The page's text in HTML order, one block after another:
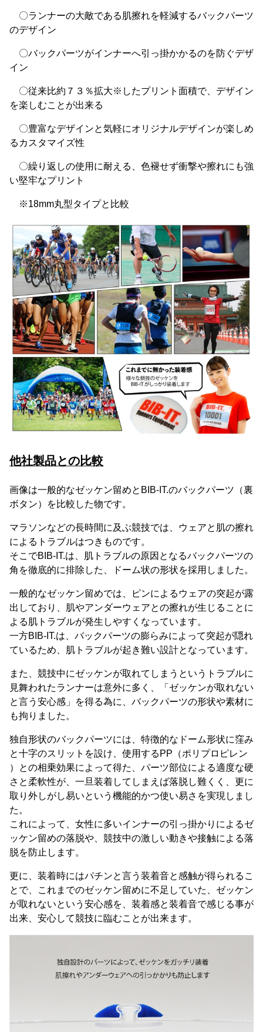
〇ランナーの大敵である肌擦れを軽減するバックパーツ
のデザイン
〇バックパーツがインナーへ引っ掛かかるのを防ぐデザ
イン
〇従来比約７３％拡大※したプリント面積で、デザイン
を楽しむことが出来る
〇豊富なデザインと気軽にオリジナルデザインが楽しめ
るカスタマイズ性
〇繰り返しの使用に耐える、色褪せず衝撃や擦れにも強
い堅牢なプリント
※18mm丸型タイプと比較
他社製品との比較
画像は一般的なゼッケン留めとBIB-IT.のバックパーツ（裏
ボタン）を比較した物です。
マラソンなどの長時間に及ぶ競技では、ウェアと肌の擦れ
によるトラブルはつきものです。
そこでBIB-IT.は、肌トラブルの原因となるバックパーツの
角を徹底的に排除した、ドーム状の形状を採用しました。
一般的なゼッケン留めでは、ピンによるウェアの突起が露
出しており、肌やアンダーウェアとの擦れが生じることに
よる肌トラブルが発生しやすくなっています。
一方BIB-IT.は、バックパーツの膨らみによって突起が隠れ
ているため、肌トラブルが起き難い設計となっています。
また、競技中にゼッケンが取れてしまうというトラブルに
見舞われたランナーは意外に多く、「ゼッケンが取れない
と言う安心感」を得る為に、バックパーツの形状や素材に
も拘りました。
独自形状のバックパーツには、特徴的なドーム形状に窪み
と十字のスリットを設け、使用するPP（ポリプロピレン
）との相乗効果によって得た、パーツ部位による適度な硬
さと柔軟性が、一旦装着してしまえば落脱し難くく、更に
取り外しがし易いという機能的かつ使い易さを実現しまし
た。
これによって、女性に多いインナーの引っ掛かりによるゼ
ッケン留めの落脱や、競技中の激しい動きや接触による落
脱を防止します。
更に、装着時にはパチンと言う装着音と感触が得られるこ
とで、これまでのゼッケン留めに不足していた、ゼッケン
が取れないという安心感を、装着感と装着音で感じる事が
出来、安心して競技に臨むことが出来ます。